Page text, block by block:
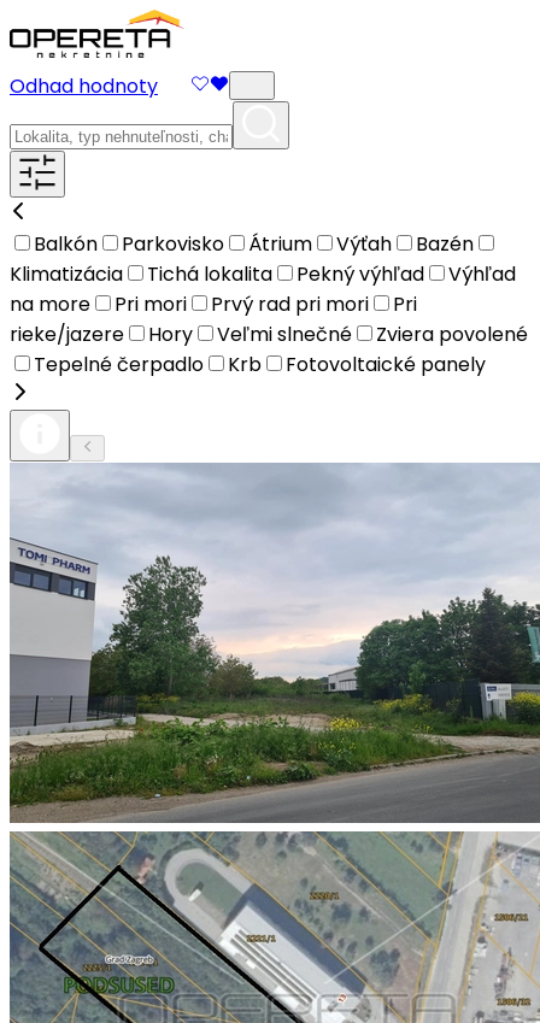
Odhad hodnoty
Balkón Parkovisko Átrium Výťah
Bazén
Klimatizácia
Tichá lokalita Pekný výhľad
Výhľad
na more
Pri mori Prvý rad pri mori
Pri
rieke/jazere
Hory Veľmi slnečné
Zviera povolené
Tepelné čerpadlo
Krb Fotovoltaické panely